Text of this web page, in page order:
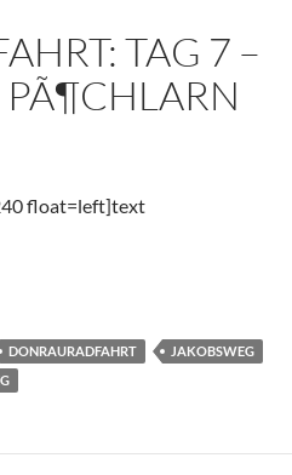
TAG 7 –
float=left]text
Tag 7 – Linz – Klein PÃ¶chlarn
DONRAURADFAHRT
JAKOBSWEG